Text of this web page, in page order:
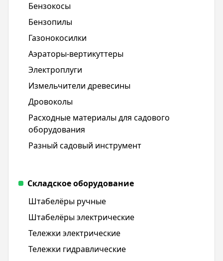
Бензокосы
Бензопилы
Газонокосилки
Аэраторы-вертикуттеры
Электроплуги
Измельчители древесины
Дровоколы
Расходные материалы для садового
оборудования
Разный садовый инструмент
Складское оборудование
Штабелёры ручные
Штабелёры электрические
Тележки электрические
Тележки гидравлические